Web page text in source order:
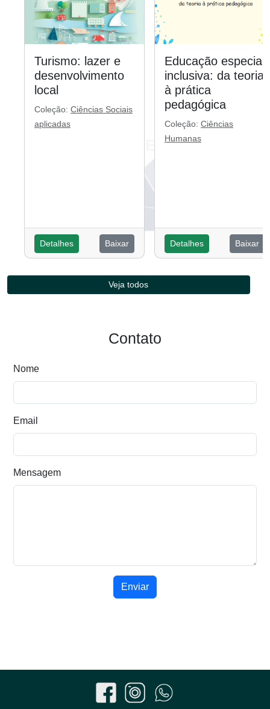
Turismo: lazer e
desenvolvimento
local
Coleção: Ciências Sociais
aplicadas
Detalhes Baixar
Educação especial
inclusiva: da teoria
à prática
pedagógica
Coleção: Ciências
Humanas
Detalhes Baixar
Veja todos
Contato
Nome
Email
Mensagem
Enviar